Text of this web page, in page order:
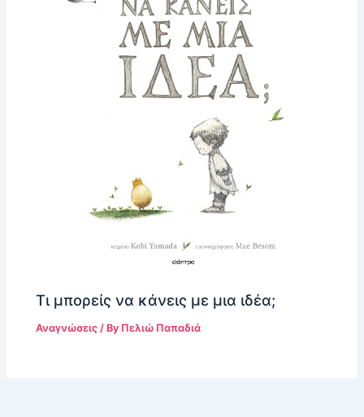
Τι μπορείς να κάνεις με μια ιδέα;
Αναγνώσεις / By Πελιώ Παπαδιά